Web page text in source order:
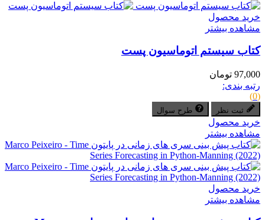
خرید محصول
مشاهده بیشتر
کتاب سیستم اتوماسیون پست
97,000 تومان
رتبه بندی:
(0)
ثبت نظر طرح سوال
خرید محصول
مشاهده بیشتر
خرید محصول
مشاهده بیشتر